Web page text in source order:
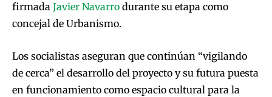
firmada Javier Navarro durante su etapa como
concejal de Urbanismo.
Los socialistas aseguran que continúan “vigilando
de cerca” el desarrollo del proyecto y su futura puesta
en funcionamiento como espacio cultural para la